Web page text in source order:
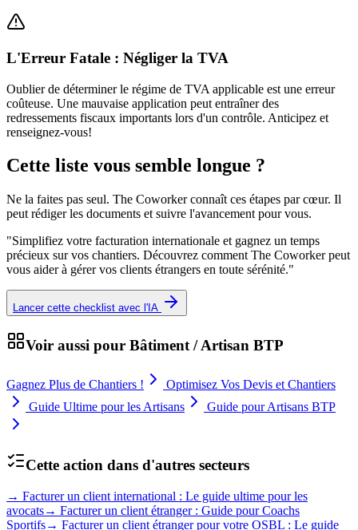
L'Erreur Fatale : Négliger la TVA
Oublier de déterminer le régime de TVA applicable est une erreur
coûteuse. Une mauvaise application peut entraîner des
redressements fiscaux importants lors d'un contrôle. Anticipez et
renseignez-vous!
Cette liste vous semble longue ?
Ne la faites pas seul. The Coworker connaît ces étapes par cœur. Il
peut rédiger les documents et suivre l'avancement pour vous.
"Simplifiez votre facturation internationale et gagnez un temps
précieux sur vos chantiers. Découvrez comment The Coworker peut
vous aider à gérer vos clients étrangers en toute sérénité."
Lancer cette checklist avec l'IA
Voir aussi pour Bâtiment / Artisan BTP
Gagnez Plus de Chantiers !
Optimisez Vos Devis et Chantiers
Guide Ultime pour les Artisans
Guide pour Artisans BTP
Cette action dans d'autres secteurs
→ Facturer un client international : Le guide ultime pour les
avocats→ Facturer un client étranger : Guide pour Coachs
Sportifs→ Facturer un client étranger pour votre OSBL : Le guide